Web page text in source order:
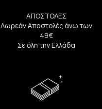
ΑΠΟΣΤΟΛΕΣ
Δωρεάν Αποστολές άνω των
49€
Σε όλη την Ελλάδα